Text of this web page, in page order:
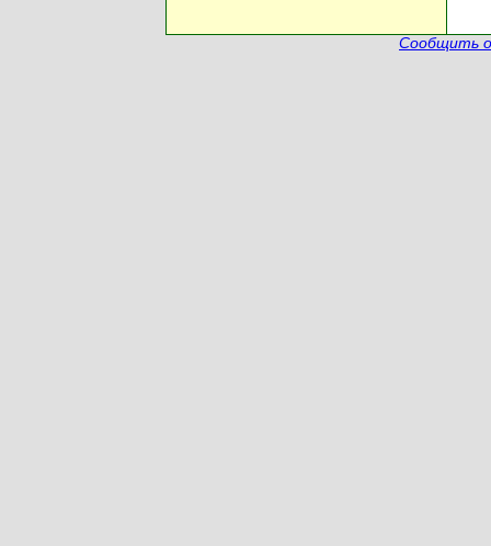
Сообщить о